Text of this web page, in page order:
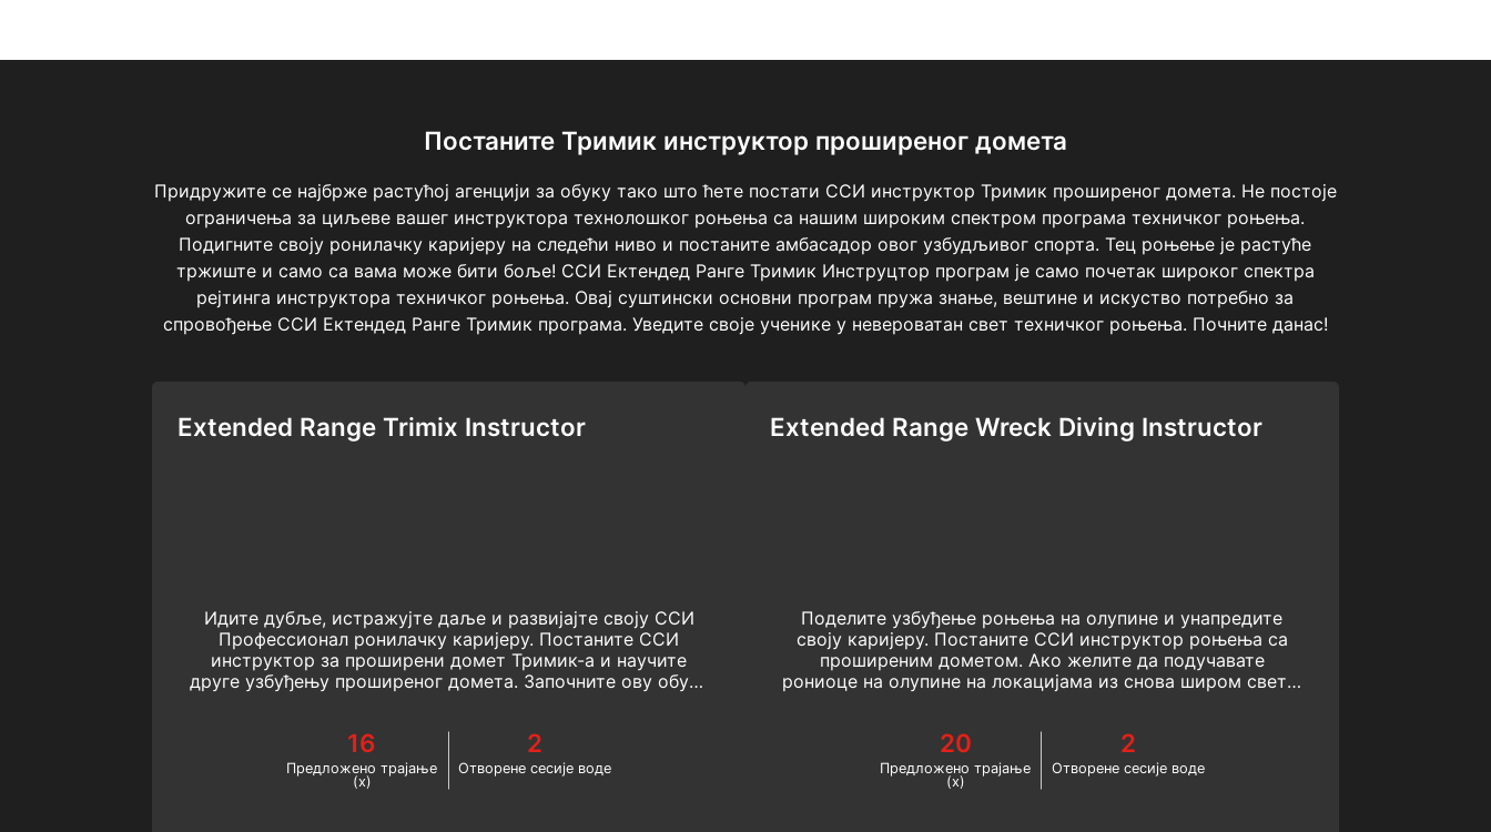
Постаните Тримик инструктор проширеног домета
Придружите се најбрже растућој агенцији за обуку тако што ћете постати ССИ инструктор Тримик проширеног домета. Не постоје
ограничења за циљеве вашег инструктора технолошког роњења са нашим широким спектром програма техничког роњења.
Подигните своју ронилачку каријеру на следећи ниво и постаните амбасадор овог узбудљивог спорта. Тец роњење је растуће
тржиште и само са вама може бити боље! ССИ Ектендед Ранге Тримик Инструцтор програм је само почетак широког спектра
рејтинга инструктора техничког роњења. Овај суштински основни програм пружа знање, вештине и искуство потребно за
спровођење ССИ Ектендед Ранге Тримик програма. Уведите своје ученике у невероватан свет техничког роњења. Почните данас!
Extended Range Trimix Instructor
Идите дубље, истражујте даље и развијајте своју ССИ
Профессионал ронилачку каријеру. Постаните ССИ
инструктор за проширени домет Тримик-а и научите
друге узбуђењу проширеног домета. Започните ову обуку
16
Предложено трајање
(х)
2
Отворене сесије воде
Extended Range Wreck Diving Instructor
Поделите узбуђење роњења на олупине и унапредите
своју каријеру. Постаните ССИ инструктор роњења са
проширеним дометом. Ако желите да подучавате
рониоце на олупине на локацијама из снова широм света,
20
Предложено трајање
(х)
2
Отворене сесије воде